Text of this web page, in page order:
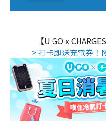
【U GO x
> 打卡即送充電券！